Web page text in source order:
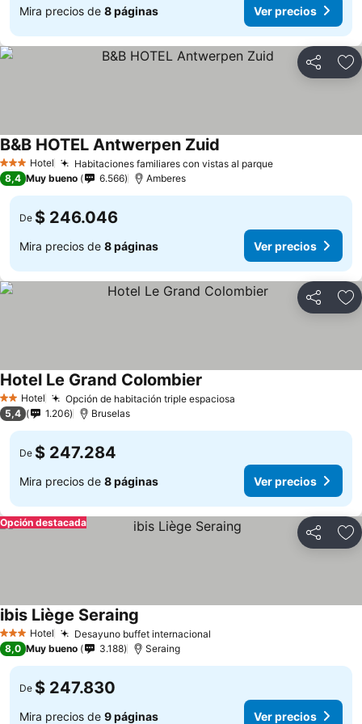
Mira precios de 8 páginas Ver precios
Compartir
3 Estrellas
Hotel Habitaciones familiares con vistas al parque
B&B HOTEL Antwerpen Zuid
8,4 Muy bueno 6.566 Amberes
De $ 246.046
Mira precios de 8 páginas Ver precios
Compartir
2 Estrellas
Hotel Opción de habitación triple espaciosa
Hotel Le Grand Colombier
5,4 1.206 Bruselas
De $ 247.284
Mira precios de 8 páginas Ver precios
Compartir
Opción destacada
3 Estrellas
Hotel Desayuno buffet internacional
ibis Liège Seraing
8,0 Muy bueno 3.188 Seraing
De $ 247.830
Mira precios de 9 páginas Ver precios